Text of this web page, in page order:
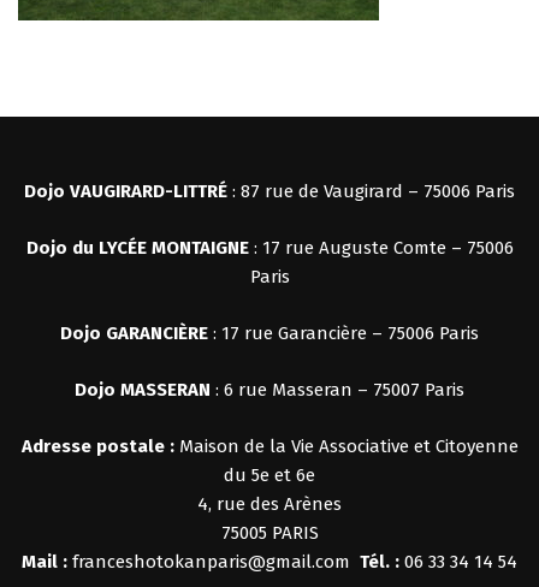
Dojo VAUGIRARD-LITTRÉ : 87 rue de Vaugirard – 75006 Paris
Dojo du LYCÉE MONTAIGNE : 17 rue Auguste Comte – 75006
Paris
Dojo GARANCIÈRE : 17 rue Garancière – 75006 Paris
Dojo MASSERAN : 6 rue Masseran – 75007 Paris
Adresse postale : Maison de la Vie Associative et Citoyenne
du 5e et 6e
4, rue des Arènes
75005 PARIS
Mail : franceshotokanparis@gmail.com Tél. : 06 33 34 14 54